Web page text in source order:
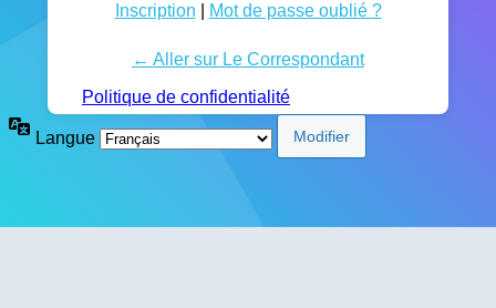
Inscription Mot de passe oublié ?
← Aller sur Le Correspondant
Politique de confidentialité
Langue